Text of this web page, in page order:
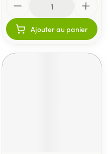
Ajouter au panier